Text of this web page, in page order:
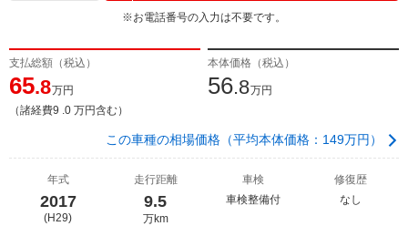
※お電話番号の入力は不要です。
支払総額（税込）
65.8万円
（諸経費9 .0 万円含む）
本体価格（税込）
56.8万円
この車種の相場価格（平均本体価格：149万円）
年式
2017
(H29)
走行距離
9.5
万km
車検
車検整備付
修復歴
なし